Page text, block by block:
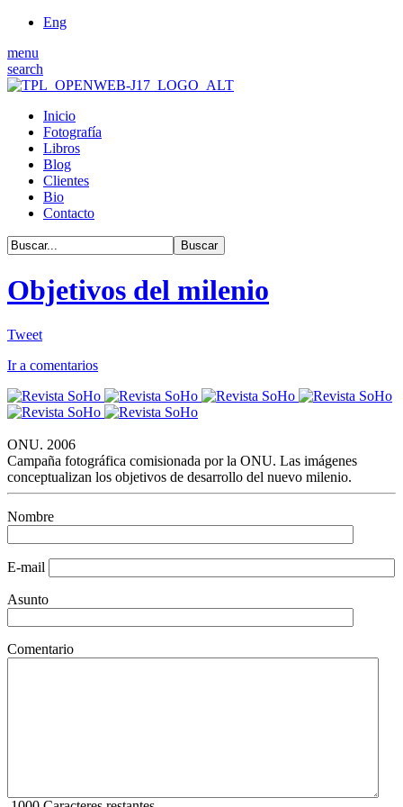
Eng
menu
search
Inicio
Fotografía
Libros
Blog
Clientes
Bio
Contacto
Objetivos del milenio
Tweet
Ir a comentarios
ONU. 2006
Campaña fotográfica comisionada por la ONU. Las imágenes
conceptualizan los objetivos de desarrollo del nuevo milenio.
Nombre
E-mail
Asunto
Comentario